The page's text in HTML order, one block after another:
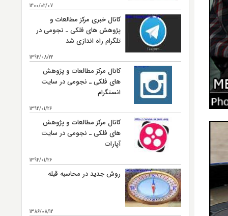
1400/02/07
کانال خبری مرکز مطالعات و
پژوهش های فلکی ـ نجومی در
تلگرام راه اندازی شد
1394/08/22
کانال مرکز مطالعات و پژوهش
های فلکی ـ نجومی در سایت
انستگرام
1394/01/26
کانال مرکز مطالعات و پژوهش
های فلکی ـ نجومی در سایت
آپارات
1394/01/26
روش جدید در محاسبه قبله
1386/08/12